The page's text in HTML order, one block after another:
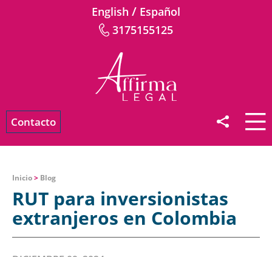
English / Español
3175155125
Contacto
Inicio> Blog
RUT para inversionistas
extranjeros en Colombia